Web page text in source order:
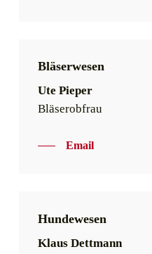
Bläserwesen
Ute Pieper
Bläserobfrau
Email
Hundewesen
Klaus Dettmann